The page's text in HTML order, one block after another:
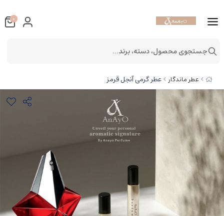
عطر ماندگار عطر گرمی آنجل قرمز
0
جستجوی محصول، دسته، برند...